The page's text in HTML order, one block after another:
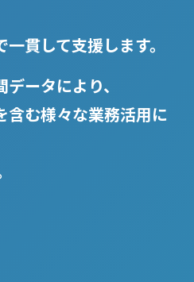
貫して支援します。
ータにより、
含む様々な業務活用に